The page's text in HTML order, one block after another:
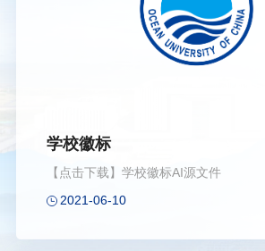
学校徽标
【点击下载】学校徽标AI源文件
2021-06-10